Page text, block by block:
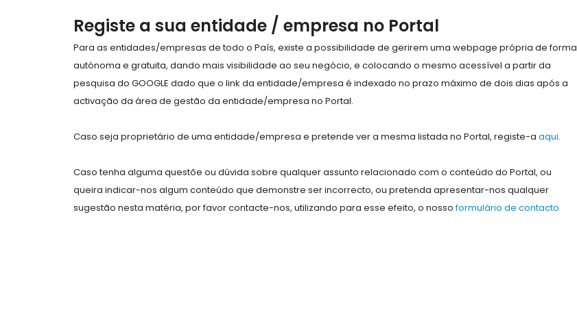
Registe a sua entidade / empresa no Portal
Para as entidades/empresas de todo o País, existe a possibilidade de gerirem uma webpage própria de forma
autónoma e gratuita, dando mais visibilidade ao seu negócio, e colocando o mesmo acessível a partir da
pesquisa do GOOGLE dado que o link da entidade/empresa é indexado no prazo máximo de dois dias após a
activação da área de gestão da entidade/empresa no Portal.
Caso seja proprietário de uma entidade/empresa e pretende ver a mesma listada no Portal, registe-a aqui.
Caso tenha alguma questõe ou dúvida sobre qualquer assunto relacionado com o conteúdo do Portal, ou
queira indicar-nos algum conteúdo que demonstre ser incorrecto, ou pretenda apresentar-nos qualquer
sugestão nesta matéria, por favor contacte-nos, utilizando para esse efeito, o nossoformulário de contacto